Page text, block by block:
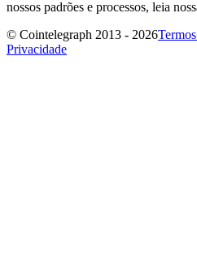
nossos padrões e processos, leia
© Cointelegraph 2013 - 2026
Privacidade